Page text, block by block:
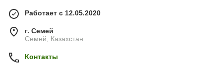
Работает с 12.05.2020
г. Семей
Семей, Казахстан
Контакты